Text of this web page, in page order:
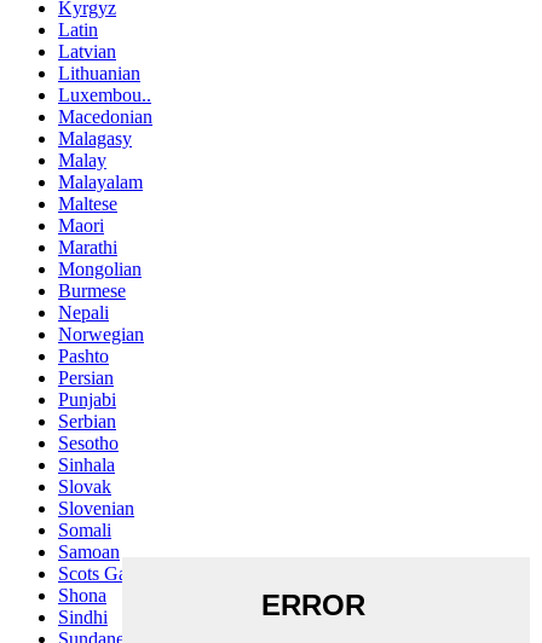
Kyrgyz
Latin
Latvian
Lithuanian
Luxembou..
Macedonian
Malagasy
Malay
Malayalam
Maltese
Maori
Marathi
Mongolian
Burmese
Nepali
Norwegian
Pashto
Persian
Punjabi
Serbian
Sesotho
Sinhala
Slovak
Slovenian
Somali
Samoan
Scots Gaelic
Shona
Sindhi
Sundanese